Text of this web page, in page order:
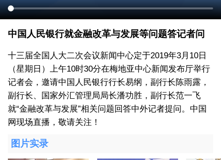
中国人民银行就金融改革与发展等问题答记者问
十三届全国人大二次会议新闻中心定于2019年3月10日
（星期日）上午10时30分在梅地亚中心新闻发布厅举行
记者会，邀请中国人民银行行长易纲，副行长陈雨露，
副行长、国家外汇管理局局长潘功胜，副行长范一飞
就“金融改革与发展”相关问题回答中外记者提问。中国
网现场直播，敬请关注！
图片实录